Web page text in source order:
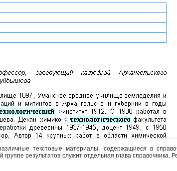
текстовые материалы, содержащиеся в
результатов служит отдельная глава справочника.